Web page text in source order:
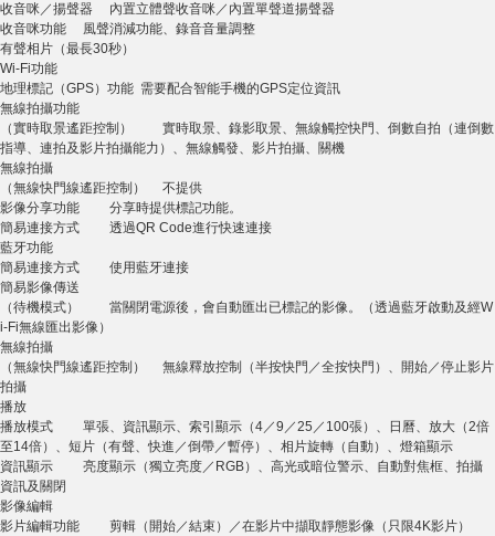
收音咪／揚聲器 內置立體聲收音咪／內置單聲道揚聲器
收音咪功能 風聲消減功能、錄音音量調整
有聲相片（最長30秒）
Wi-Fi功能
地理標記（GPS）功能 需要配合智能手機的GPS定位資訊
無線拍攝功能
（實時取景遙距控制） 實時取景、錄影取景、無線觸控快門、倒數自拍（連倒數
指導、連拍及影片拍攝能力）、無線觸發、影片拍攝、關機
無線拍攝
（無線快門線遙距控制） 不提供
影像分享功能 分享時提供標記功能。
簡易連接方式 透過QR Code進行快速連接
藍牙功能
簡易連接方式 使用藍牙連接
簡易影像傳送
（待機模式） 當關閉電源後，會自動匯出已標記的影像。（透過藍牙啟動及經W
i-Fi無線匯出影像）
無線拍攝
（無線快門線遙距控制） 無線釋放控制（半按快門／全按快門）、開始／停止影片
拍攝
播放
播放模式 單張、資訊顯示、索引顯示（4／9／25／100張）、日曆、放大（2倍
至14倍）、短片（有聲、快進／倒帶／暫停）、相片旋轉（自動）、燈箱顯示
資訊顯示 亮度顯示（獨立亮度／RGB）、高光或暗位警示、自動對焦框、拍攝
資訊及關閉
影像編輯
影片編輯功能 剪輯（開始／結束）／在影片中擷取靜態影像（只限4K影片）